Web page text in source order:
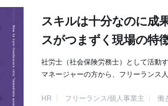
スキルは十分なのに成
スがつまずく現場の特
社労士（社会保険労務士）として活動
マネージャーの方から、フリーランス人
HR フリーランス/個人事業主
働